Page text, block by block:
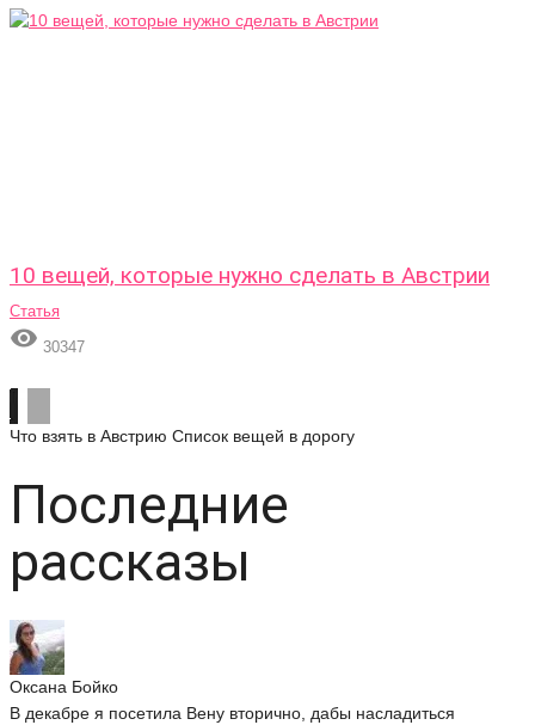
10 вещей, которые нужно сделать в Австрии
Статья
 30347
Что взять в Австрию Список вещей в дорогу
Последние
рассказы
Оксана Бойко
В декабре я посетила Вену вторично, дабы насладиться